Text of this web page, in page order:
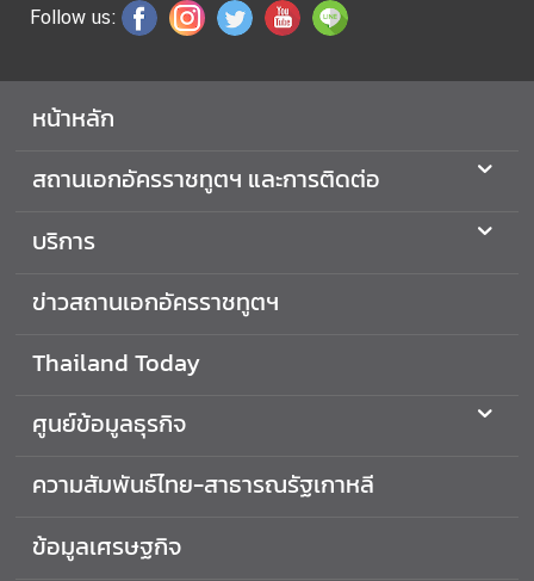
เ
ศ
ไ
ย
ข่
ว
ร
ท
ว
ก
Follow us:
หน้าหลัก
สถานเอกอัครราชทูตฯ และการติดต่อ
บริการ
ข่าวสถานเอกอัครราชทูตฯ
Thailand Today
ศูนย์ข้อมูลธุรกิจ
ความสัมพันธ์ไทย-สาธารณรัฐเกาหลี
ข้อมูลเศรษฐกิจ